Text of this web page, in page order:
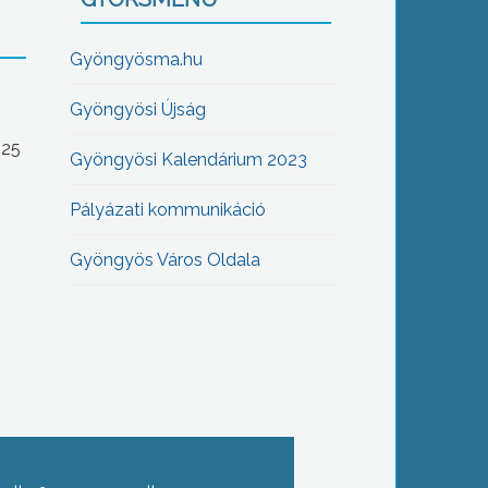
Gyöngyösma.hu
Gyöngyösi Újság
Gyöngyösi Kalendárium 2023
Pályázati kommunikáció
Gyöngyös Város Oldala